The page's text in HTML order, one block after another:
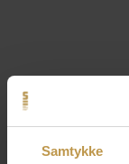
Samtykke